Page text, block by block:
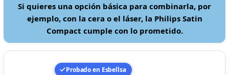
Si quieres una opción básica para combinarla, por
ejemplo, con la cera o el láser, la Philips Satin
Compact cumple con lo prometido.
Probado en Esbellsa